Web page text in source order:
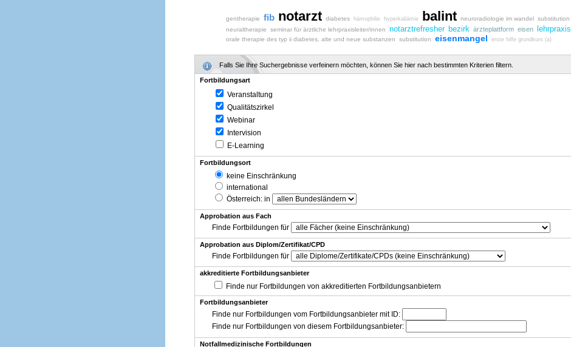
gentherapie fib notarzt diabetes hämophilie hyperkaliämie balint neuroradiologie im wandel substitution
neuraltherapie
seminar für ärztliche lehrpraxisleiter/innen notarztrefresher bezirk ärzteplattform eisen lehrpraxis
orale therapie des typ ii diabetes, alte und neue substanzen substitution eisenmangel erste hilfe grundkurs (a)
Falls Sie Ihre Suchergebnisse verfeinern möchten, können Sie hier nach bestimmten Kriterien filtern.
Fortbildungsart
Veranstaltung
Qualitätszirkel
Webinar
Intervision
E-Learning
Fortbildungsort
keine Einschränkung
international
Österreich: in
Approbation aus Fach
Finde Fortbildungen für
Approbation aus Diplom/Zertifikat/CPD
Finde Fortbildungen für
akkreditierte Fortbildungsanbieter
Finde nur Fortbildungen von akkreditierten Fortbildungsanbietern
Fortbildungsanbieter
Finde nur Fortbildungen vom Fortbildungsanbieter mit ID:
Finde nur Fortbildungen von diesem Fortbildungsanbieter:
Notfallmedizinische Fortbildungen